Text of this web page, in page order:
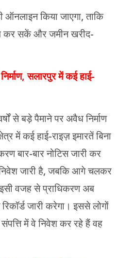
ऑनलाइन किया जाएगा, ताकि
कर सकें और जमीन खरीद-
सलारपुर में कई हाई-
से बड़े पैमाने पर अवैध निर्माण
में कई हाई-राइज़ इमारतें बिना
बार-बार नोटिस जारी कर
जारी है, जबकि आगे चलकर
इसी वजह से प्राधिकरण अब
जारी करेगा। इससे लोगों
में वे निवेश कर रहे हैं वह